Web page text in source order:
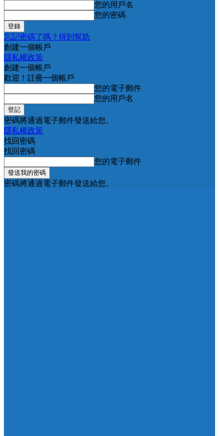
您的用戶名
您的密碼
忘記密碼了嗎？得到幫助
創建一個帳戶
隱私權政策
創建一個帳戶
歡迎！註冊一個帳戶
您的電子郵件
您的用戶名
密碼將通過電子郵件發送給您。
隱私權政策
找回密碼
找回密碼
您的電子郵件
密碼將通過電子郵件發送給您。